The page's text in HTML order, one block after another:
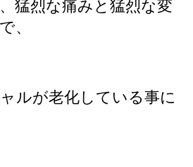
猛烈な痛みと猛烈な変
、
ルが老化している事に